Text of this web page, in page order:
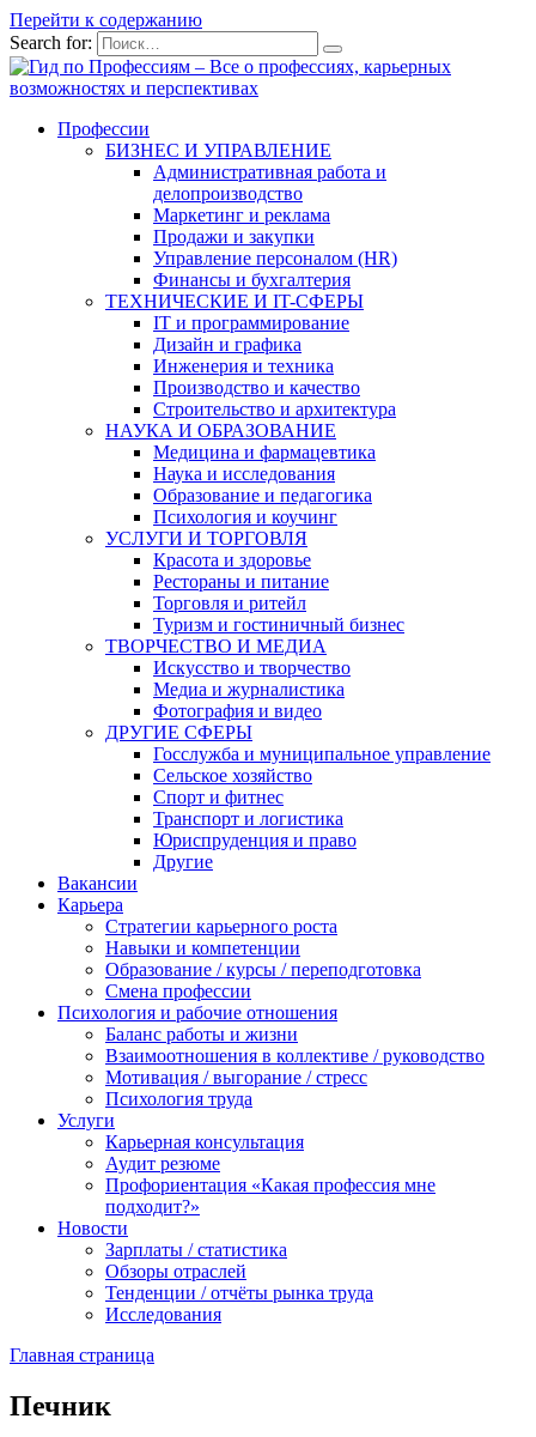
Перейти к содержанию
Search for:
Профессии
БИЗНЕС И УПРАВЛЕНИЕ
Административная работа и
делопроизводство
Маркетинг и реклама
Продажи и закупки
Управление персоналом (HR)
Финансы и бухгалтерия
ТЕХНИЧЕСКИЕ И IT-СФЕРЫ
IT и программирование
Дизайн и графика
Инженерия и техника
Производство и качество
Строительство и архитектура
НАУКА И ОБРАЗОВАНИЕ
Медицина и фармацевтика
Наука и исследования
Образование и педагогика
Психология и коучинг
УСЛУГИ И ТОРГОВЛЯ
Красота и здоровье
Рестораны и питание
Торговля и ритейл
Туризм и гостиничный бизнес
ТВОРЧЕСТВО И МЕДИА
Искусство и творчество
Медиа и журналистика
Фотография и видео
ДРУГИЕ СФЕРЫ
Госслужба и муниципальное управление
Сельское хозяйство
Спорт и фитнес
Транспорт и логистика
Юриспруденция и право
Другие
Вакансии
Карьера
Стратегии карьерного роста
Навыки и компетенции
Образование / курсы / переподготовка
Смена профессии
Психология и рабочие отношения
Баланс работы и жизни
Взаимоотношения в коллективе / руководство
Мотивация / выгорание / стресс
Психология труда
Услуги
Карьерная консультация
Аудит резюме
Профориентация «Какая профессия мне
подходит?»
Новости
Зарплаты / статистика
Обзоры отраслей
Тенденции / отчёты рынка труда
Исследования
Главная страница
Печник